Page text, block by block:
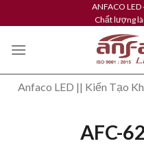
to
content
ANFACO LED
Chất lượng
Anfaco LED || Kiến Tạo
AFC-